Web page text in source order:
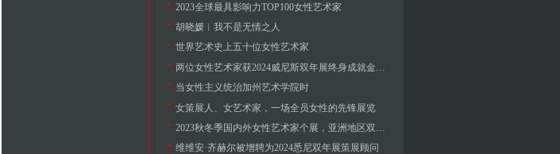
2023全球最具影响力TOP100女性艺术家
胡晓媛︱我不是无情之人
世界艺术史上五十位女性艺术家
两位女性艺术家获2024威尼斯双年展终身成就金狮奖
当女性主义统治加州艺术学院时
女策展人、女艺术家，一场全员女性的先锋展览
2023秋冬季国内外女性艺术家个展，亚洲地区双年展回归
维维安·齐赫尔被增聘为2024悉尼双年展策展顾问